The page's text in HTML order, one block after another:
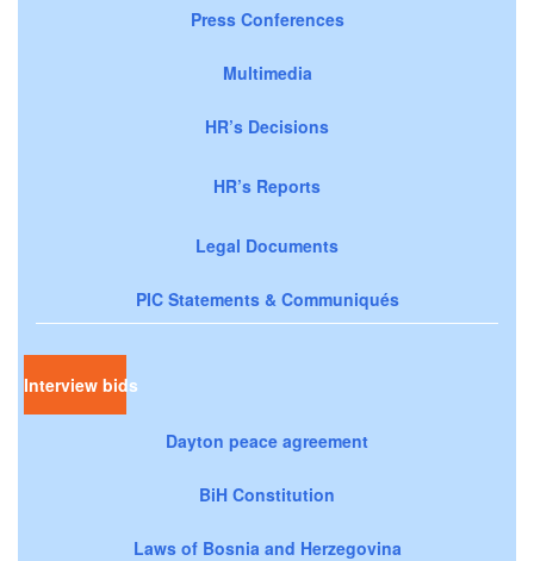
Press Conferences
Multimedia
HR’s Decisions
HR’s Reports
Legal Documents
PIC Statements & Communiqués
Interview bids
Dayton peace agreement
BiH Constitution
Laws of Bosnia and Herzegovina